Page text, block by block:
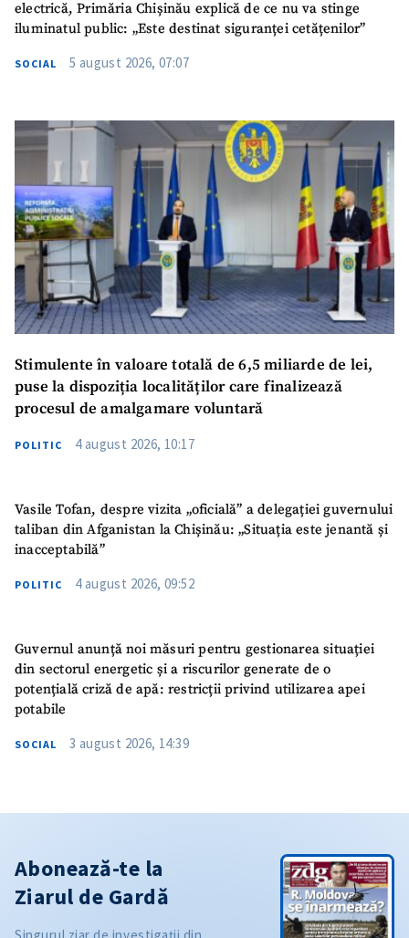
electrică, Primăria Chișinău explică de ce nu va stinge
iluminatul public: „Este destinat siguranței cetățenilor”
SOCIAL 5 august 2026, 07:07
Stimulente în valoare totală de 6,5 miliarde de lei,
puse la dispoziția localităților care finalizează
procesul de amalgamare voluntară
POLITIC 4 august 2026, 10:17
Vasile Tofan, despre vizita „oficială” a delegației guvernului
taliban din Afganistan la Chișinău: „Situația este jenantă și
inacceptabilă”
POLITIC 4 august 2026, 09:52
Guvernul anunță noi măsuri pentru gestionarea situației
din sectorul energetic și a riscurilor generate de o
potențială criză de apă: restricții privind utilizarea apei
potabile
SOCIAL 3 august 2026, 14:39
Abonează-te la
Ziarul de Gardă
Singurul ziar de investigații din